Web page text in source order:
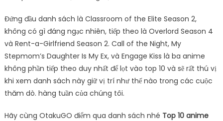
Đứng đầu danh sách là Classroom of the Elite Season 2,
không có gì đáng ngạc nhiên, tiếp theo là Overlord Season 4
và Rent-a-Girlfriend Season 2. Call of the Night, My
Stepmom’s Daughter Is My Ex, và Engage Kiss là ba anime
không phần tiếp theo duy nhất để lọt vào top 10 và sẽ rất thú vị
khi xem danh sách này giữ vị trí như thế nào trong các cuộc
thăm dò. hàng tuần của chúng tôi.
Hãy cùng OtakuGO điểm qua danh sách nhé Top 10 anime